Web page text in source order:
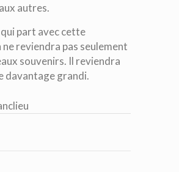
autres.
part avec cette
reviendra pas seulement
souvenirs. Il reviendra
davantage grandi.